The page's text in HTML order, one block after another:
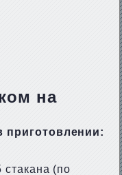
на
приготовлении:
(по